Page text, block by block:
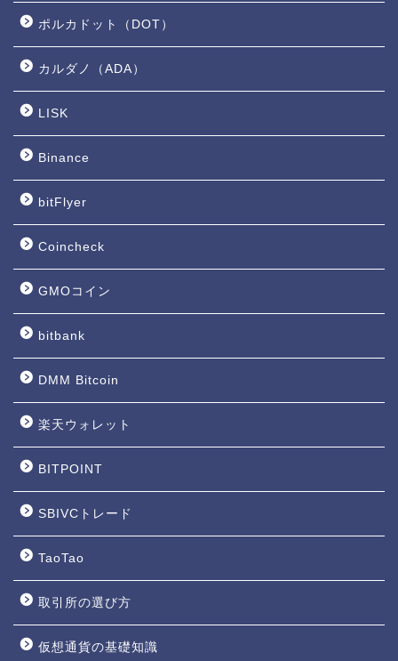
ポルカドット（DOT）
カルダノ（ADA）
LISK
Binance
bitFlyer
Coincheck
GMOコイン
bitbank
DMM Bitcoin
楽天ウォレット
BITPOINT
SBIVCトレード
TaoTao
取引所の選び方
仮想通貨の基礎知識